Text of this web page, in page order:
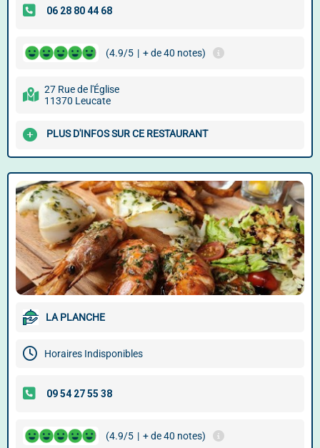
(4.9/5 | + de 40 notes)
27 Rue de l'Église
11370 Leucate
PLUS D'INFOS SUR CE RESTAURANT
LA PLANCHE
Horaires Indisponibles
(4.9/5 | + de 40 notes)